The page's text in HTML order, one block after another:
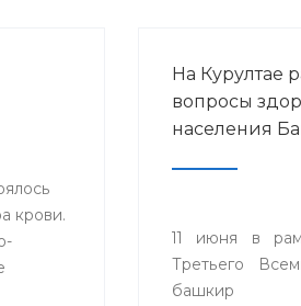
крови.
На Курултае
вопросы
населения
11 июня в
Третьего